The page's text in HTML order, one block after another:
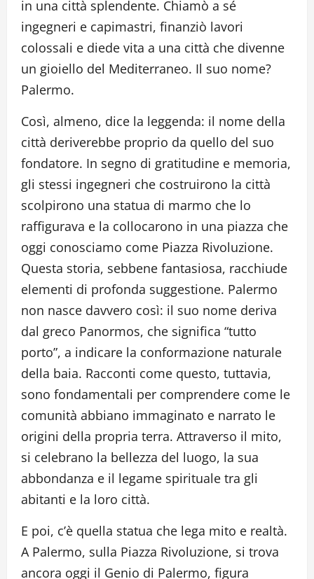
in una città splendente. Chiamò a sé
ingegneri e capimastri, finanziò lavori
colossali e diede vita a una città che divenne
un gioiello del Mediterraneo. Il suo nome?
Palermo.
Così, almeno, dice la leggenda: il nome della
città deriverebbe proprio da quello del suo
fondatore. In segno di gratitudine e memoria,
gli stessi ingegneri che costruirono la città
scolpirono una statua di marmo che lo
raffigurava e la collocarono in una piazza che
oggi conosciamo come Piazza Rivoluzione.
Questa storia, sebbene fantasiosa, racchiude
elementi di profonda suggestione. Palermo
non nasce davvero così: il suo nome deriva
dal greco Panormos, che significa “tutto
porto”, a indicare la conformazione naturale
della baia. Racconti come questo, tuttavia,
sono fondamentali per comprendere come le
comunità abbiano immaginato e narrato le
origini della propria terra. Attraverso il mito,
si celebrano la bellezza del luogo, la sua
abbondanza e il legame spirituale tra gli
abitanti e la loro città.
E poi, c’è quella statua che lega mito e realtà.
A Palermo, sulla Piazza Rivoluzione, si trova
ancora oggi il Genio di Palermo, figura